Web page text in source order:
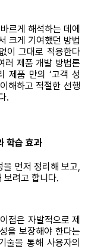
르게 해석하는 데에
크게 기여했던 방법
이 그대로 적용한다
러 제품 개발 방법론
제품 만의 ‘고객 성
해하고 적절한 선행
.
학습 효과
먼저 정리해 보고,
보려고 합니다.
점은 자발적으로 제
을 보장해야 한다는
술을 통해 사용자의